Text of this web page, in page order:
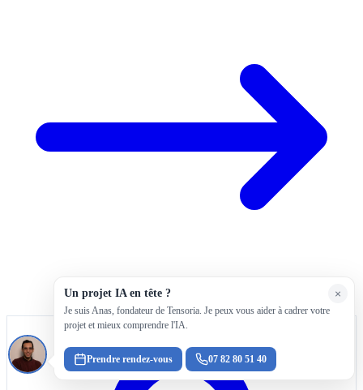
×
Un projet IA en tête ?
Je suis Anas, fondateur de Tensoria. Je peux vous aider à cadrer votre
projet et mieux comprendre l'IA.
Prendre rendez-vous 07 82 80 51 40